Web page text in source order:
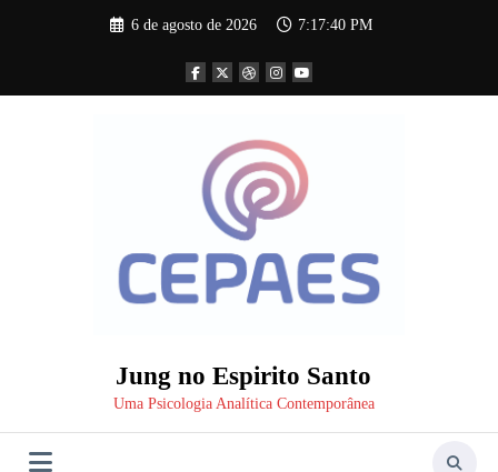
6 de agosto de 2026 7:17:41 PM
Jung no Espirito Santo
Uma Psicologia Analítica Contemporânea